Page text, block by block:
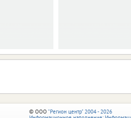
© ООО "Регион центр" 2004 - 2026